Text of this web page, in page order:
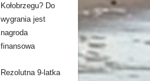
Kołobrzegu? Do
wygrania jest
nagroda
finansowa
Rezolutna 9-latka